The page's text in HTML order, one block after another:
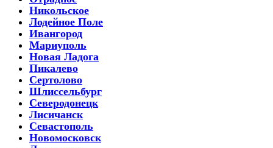
Никольское
Лодейное Поле
Ивангород
Мариуполь
Новая Ладога
Пикалево
Сертолово
Шлиссельбург
Северодонецк
Лисичанск
Севастополь
Новомосковск